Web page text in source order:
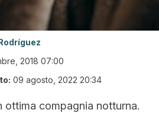
2018 07:00
09 agosto, 2022 20:34
ottima compagnia notturna.